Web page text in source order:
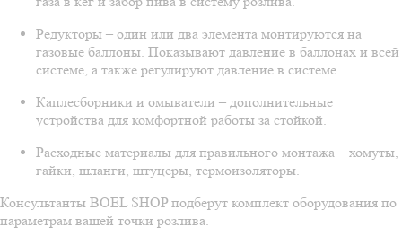
Редукторы – один или два элемента монтируются на
газовые баллоны. Показывают давление в баллонах и всей
системе, а также регулируют давление в системе.
Каплесборники и омыватели – дополнительные
устройства для комфортной работы за стойкой.
Расходные материалы для правильного монтажа – хомуты,
гайки, шланги, штуцеры, термоизоляторы.
Консультанты BOEL SHOP подберут комплект оборудования по
параметрам вашей точки розлива.